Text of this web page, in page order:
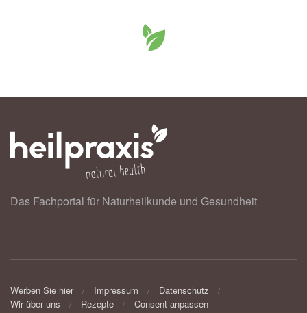
Das Fachportal für Naturheilkunde und Gesundheit
Werben Sie hier Impressum
Datenschutz
Wir über uns
Rezepte Consent anpassen